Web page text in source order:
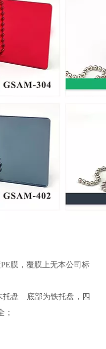
膜，覆膜上无本公司标
托盘 底部为铁托盘，四
；